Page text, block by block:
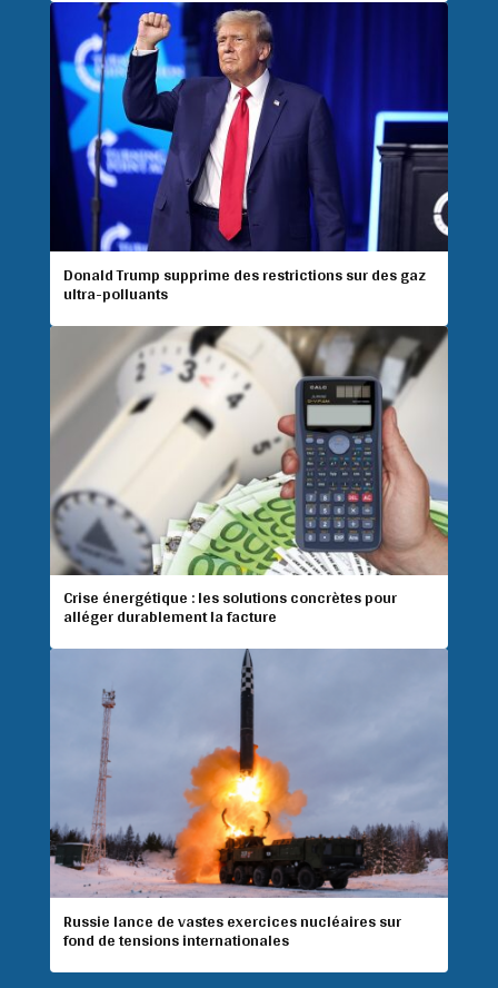
Donald Trump supprime des restrictions sur des gaz
ultra-polluants
Crise énergétique : les solutions concrètes pour
alléger durablement la facture
Russie lance de vastes exercices nucléaires sur
fond de tensions internationales